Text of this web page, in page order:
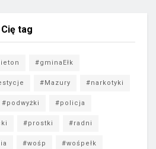
tag
#gminaEłk
#Mazury #narkotyki
#podwyżki #policja
#prostki #radni
#wośp #wośpełk